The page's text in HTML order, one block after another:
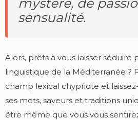
sensualité.
Alors, prêts à vous laisser séduire
linguistique de la Méditerranée ?
champ lexical chypriote et
ses mots, saveurs et traditions
être même que vous vous